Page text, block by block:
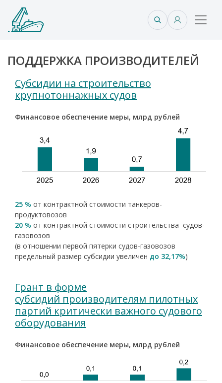
ПОДДЕРЖКА ПРОИЗВОДИТЕЛЕЙ
Субсидии на строительство
крупнотоннажных судов
Финансовое обеспечение меры, млрд рублей
25 % от контрактной стоимости танкеров-
продуктовозов
20 % от контрактной стоимости строительства судов-
газовозов
(в отношении первой пятерки судов-газовозов
предельный размер субсидии увеличен до 32,17%)
Грант в форме
субсидий производителям пилотных
партий критически важного судового
оборудования
Финансовое обеспечение меры, млрд рублей